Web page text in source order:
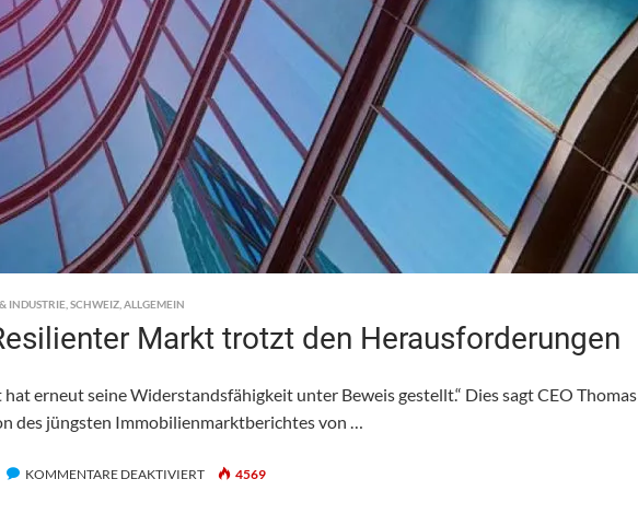
INDUSTRIE SCHWEIZ ALLGEMEIN
Markt trotzt den Herausforderungen
erneut seine Widerstandsfähigkeit unter Beweis gestellt.“ Dies sagt CEO Thomas
des jüngsten Immobilienmarktberichtes von …
KOMMENTARE DEAKTIVIERTFÜR 4569